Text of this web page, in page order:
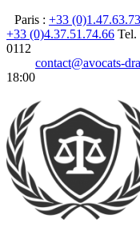
Paris : +33
+33 (0)4.37.51.74.66 Tel.
0112
contact@avocats-
18:00